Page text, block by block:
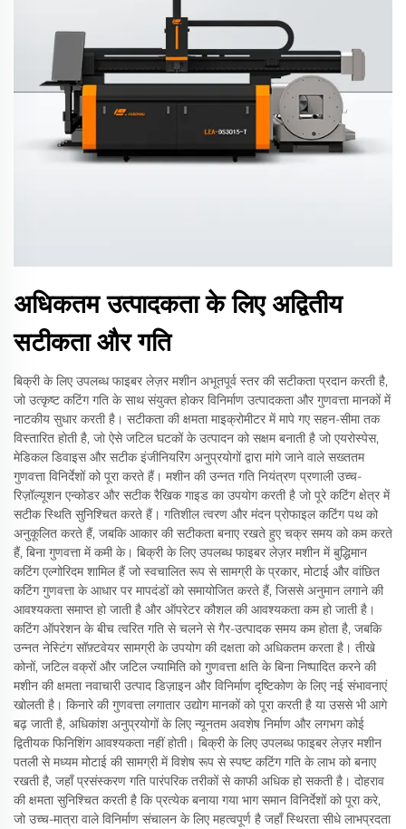
अधिकतम उत्पादकता के लिए अद्वितीय
सटीकता और गति
बिक्री के लिए उपलब्ध फाइबर लेज़र मशीन अभूतपूर्व स्तर की सटीकता प्रदान करती है,
जो उत्कृष्ट कटिंग गति के साथ संयुक्त होकर विनिर्माण उत्पादकता और गुणवत्ता मानकों में
नाटकीय सुधार करती है। सटीकता की क्षमता माइक्रोमीटर में मापे गए सहन-सीमा तक
विस्तारित होती है, जो ऐसे जटिल घटकों के उत्पादन को सक्षम बनाती है जो एयरोस्पेस,
मेडिकल डिवाइस और सटीक इंजीनियरिंग अनुप्रयोगों द्वारा मांगे जाने वाले सख्ततम
गुणवत्ता विनिर्देशों को पूरा करते हैं। मशीन की उन्नत गति नियंत्रण प्रणाली उच्च-
रिज़ॉल्यूशन एन्कोडर और सटीक रैखिक गाइड का उपयोग करती है जो पूरे कटिंग क्षेत्र में
सटीक स्थिति सुनिश्चित करते हैं। गतिशील त्वरण और मंदन प्रोफाइल कटिंग पथ को
अनुकूलित करते हैं, जबकि आकार की सटीकता बनाए रखते हुए चक्र समय को कम करते
हैं, बिना गुणवत्ता में कमी के। बिक्री के लिए उपलब्ध फाइबर लेज़र मशीन में बुद्धिमान
कटिंग एल्गोरिदम शामिल हैं जो स्वचालित रूप से सामग्री के प्रकार, मोटाई और वांछित
कटिंग गुणवत्ता के आधार पर मापदंडों को समायोजित करते हैं, जिससे अनुमान लगाने की
आवश्यकता समाप्त हो जाती है और ऑपरेटर कौशल की आवश्यकता कम हो जाती है।
कटिंग ऑपरेशन के बीच त्वरित गति से चलने से गैर-उत्पादक समय कम होता है, जबकि
उन्नत नेस्टिंग सॉफ़्टवेयर सामग्री के उपयोग की दक्षता को अधिकतम करता है। तीखे
कोनों, जटिल वक्रों और जटिल ज्यामिति को गुणवत्ता क्षति के बिना निष्पादित करने की
मशीन की क्षमता नवाचारी उत्पाद डिज़ाइन और विनिर्माण दृष्टिकोण के लिए नई संभावनाएं
खोलती है। किनारे की गुणवत्ता लगातार उद्योग मानकों को पूरा करती है या उससे भी आगे
बढ़ जाती है, अधिकांश अनुप्रयोगों के लिए न्यूनतम अवशेष निर्माण और लगभग कोई
द्वितीयक फिनिशिंग आवश्यकता नहीं होती। बिक्री के लिए उपलब्ध फाइबर लेज़र मशीन
पतली से मध्यम मोटाई की सामग्री में विशेष रूप से स्पष्ट कटिंग गति के लाभ को बनाए
रखती है, जहाँ प्रसंस्करण गति पारंपरिक तरीकों से काफी अधिक हो सकती है। दोहराव
की क्षमता सुनिश्चित करती है कि प्रत्येक बनाया गया भाग समान विनिर्देशों को पूरा करे,
जो उच्च-मात्रा वाले विनिर्माण संचालन के लिए महत्वपूर्ण है जहाँ स्थिरता सीधे लाभप्रदता